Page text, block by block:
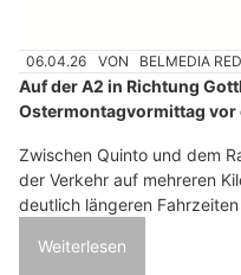
06.04.26 VON BELMEDIA
Auf der A2 in Richtung
Ostermontagvormittag vor
Zwischen Quinto und dem
der Verkehr auf mehreren
deutlich längeren
Weiterlesen